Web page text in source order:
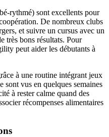
rythmé) sont excellents pour
De nombreux clubs
et suivre un cursus avec un
très bons résultats. Pour
peut aider les débutants à
à une routine intégrant jeux
sont vus en quelques semaines
à rester calme quand des
récompenses alimentaires